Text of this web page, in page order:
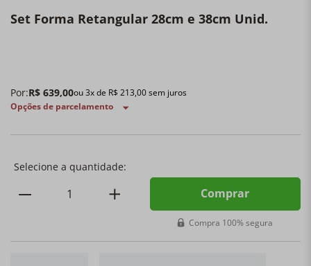
Set Forma Retangular 28cm e 38cm Unid.
Por:R$ 639,00ou3x de R$ 213,00sem juros
Opções de parcelamento
Comprar
Compra 100% segura